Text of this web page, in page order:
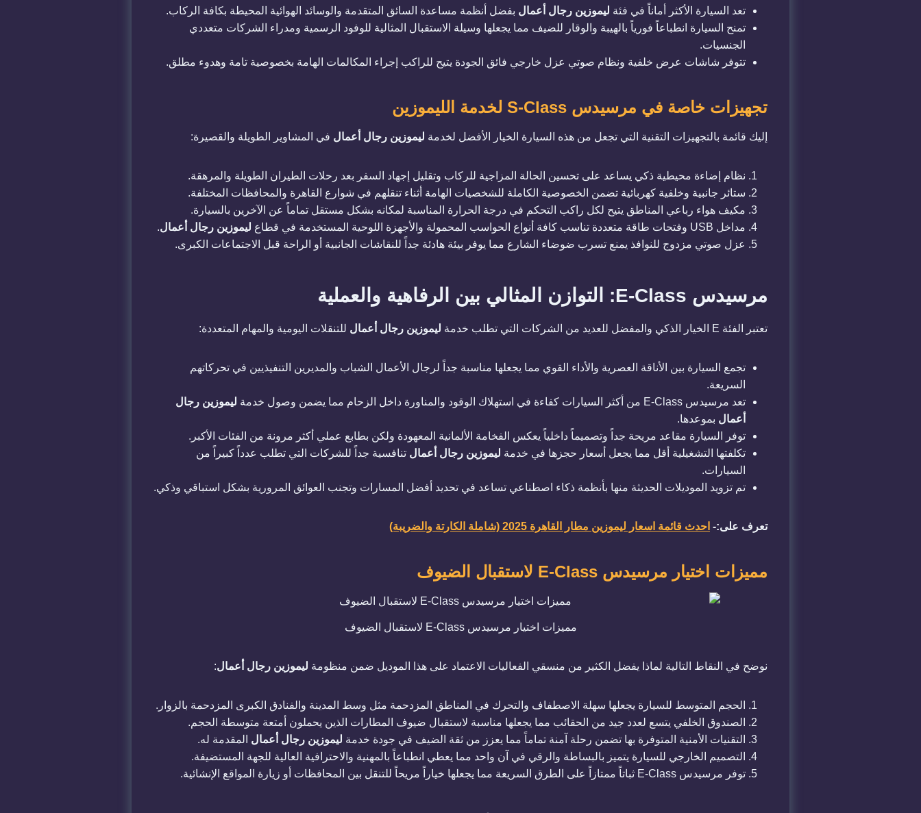
​تعد السيارة الأكثر أماناً في فئة ليموزين رجال أعمال بفضل أنظمة مساعدة السائق المتقدمة والوسائد الهوائية المحيطة بكافة الركاب.
​تمنح السيارة انطباعاً فورياً بالهيبة والوقار للضيف مما يجعلها وسيلة الاستقبال المثالية للوفود الرسمية ومدراء الشركات متعددي
الجنسيات.
​تتوفر شاشات عرض خلفية ونظام صوتي عزل خارجي فائق الجودة يتيح للراكب إجراء المكالمات الهامة بخصوصية تامة وهدوء مطلق.
​تجهيزات خاصة في مرسيدس S-Class لخدمة الليموزين
​إليك قائمة بالتجهيزات التقنية التي تجعل من هذه السيارة الخيار الأفضل لخدمة ليموزين رجال أعمال في المشاوير الطويلة والقصيرة:
​نظام إضاءة محيطية ذكي يساعد على تحسين الحالة المزاجية للركاب وتقليل إجهاد السفر بعد رحلات الطيران الطويلة والمرهقة.
​ستائر جانبية وخلفية كهربائية تضمن الخصوصية الكاملة للشخصيات الهامة أثناء تنقلهم في شوارع القاهرة والمحافظات المختلفة.
​مكيف هواء رباعي المناطق يتيح لكل راكب التحكم في درجة الحرارة المناسبة لمكانه بشكل مستقل تماماً عن الآخرين بالسيارة.
​مداخل USB وفتحات طاقة متعددة تناسب كافة أنواع الحواسب المحمولة والأجهزة اللوحية المستخدمة في قطاع
ليموزين رجال أعمال.
​عزل صوتي مزدوج للنوافذ يمنع تسرب ضوضاء الشارع مما يوفر بيئة هادئة جداً للنقاشات الجانبية أو الراحة قبل الاجتماعات الكبرى.
​مرسيدس E-Class: التوازن المثالي بين الرفاهية والعملية
​تعتبر الفئة E الخيار الذكي والمفضل للعديد من الشركات التي تطلب خدمة ليموزين رجال أعمال للتنقلات اليومية والمهام المتعددة:
​تجمع السيارة بين الأناقة العصرية والأداء القوي مما يجعلها مناسبة جداً لرجال الأعمال الشباب والمديرين التنفيذيين في تحركاتهم
السريعة.
​تعد مرسيدس E-Class من أكثر السيارات كفاءة في استهلاك الوقود والمناورة داخل الزحام مما يضمن وصول خدمة
ليموزين رجال
أعمال بموعدها.
​توفر السيارة مقاعد مريحة جداً وتصميماً داخلياً يعكس الفخامة الألمانية المعهودة ولكن بطابع عملي أكثر مرونة من الفئات الأكبر.
​تكلفتها التشغيلية أقل مما يجعل أسعار حجزها في خدمة ليموزين رجال أعمال تنافسية جداً للشركات التي تطلب عدداً كبيراً من
السيارات.
​تم تزويد الموديلات الحديثة منها بأنظمة ذكاء اصطناعي تساعد في تحديد أفضل المسارات وتجنب العوائق المرورية بشكل استباقي وذكي.
تعرف على:- احدث قائمة اسعار ليموزين مطار القاهرة 2025 (شاملة الكارتة والضريبة)
​مميزات اختيار مرسيدس E-Class لاستقبال الضيوف
​مميزات اختيار مرسيدس E-Class لاستقبال الضيوف
​نوضح في النقاط التالية لماذا يفضل الكثير من منسقي الفعاليات الاعتماد على هذا الموديل ضمن منظومة ليموزين رجال أعمال:
​الحجم المتوسط للسيارة يجعلها سهلة الاصطفاف والتحرك في المناطق المزدحمة مثل وسط المدينة والفنادق الكبرى المزدحمة بالزوار.
​الصندوق الخلفي يتسع لعدد جيد من الحقائب مما يجعلها مناسبة لاستقبال ضيوف المطارات الذين يحملون أمتعة متوسطة الحجم.
​التقنيات الأمنية المتوفرة بها تضمن رحلة آمنة تماماً مما يعزز من ثقة الضيف في جودة خدمة ليموزين رجال أعمال المقدمة له.
​التصميم الخارجي للسيارة يتميز بالبساطة والرقي في آن واحد مما يعطي انطباعاً بالمهنية والاحترافية العالية للجهة المستضيفة.
​توفر مرسيدس E-Class ثباتاً ممتازاً على الطرق السريعة مما يجعلها خياراً مريحاً للتنقل بين المحافظات أو زيارة المواقع الإنشائية.